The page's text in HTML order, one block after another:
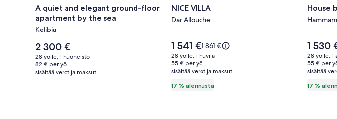
A
quiet
and
elegant
ground-
floor
A quiet and elegant ground-floor
apartment by the sea
Kelibia
Hinta
on
2 300 €
2 300 €
28 yölle, 1 huoneisto
82 € per yö
sisältää verot ja maksut
NICE
VILLA
NICE VILLA
Dar Allouche
17 % alennusta
Hinta
on
1 541 €
1 541 €Hinta
oli
1 861 €,
katso
perushinnasta.
1 861 €
28 yölle, 1 huvila
55 € per yö
sisältää verot ja maksut
House
by
sea
House
17 %
Hinta
on
1 530 €
1 530
28 yölle, 1
55 € per
sisältää